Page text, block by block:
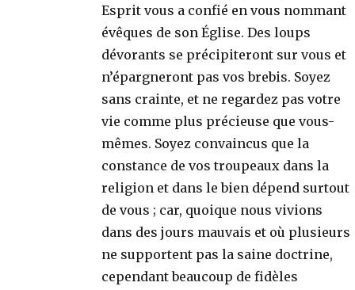
Esprit vous a confié en vous nommant
évêques de son Église. Des loups
dévorants se précipiteront sur vous et
n’épargneront pas vos brebis. Soyez
sans crainte, et ne regardez pas votre
vie comme plus précieuse que vous-
mêmes. Soyez convaincus que la
constance de vos troupeaux dans la
religion et dans le bien dépend surtout
de vous ; car, quoique nous vivions
dans des jours mauvais et où plusieurs
ne supportent pas la saine doctrine,
cependant beaucoup de fidèles